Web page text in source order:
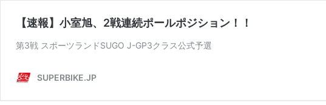
【速報】小室旭、2戦連続ポールポジション！！
第3戦 スポーツランドSUGO J-GP3クラス公式予選
SUPERBIKE.JP